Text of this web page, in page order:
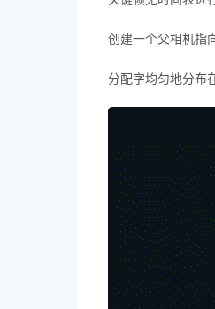
创建一个父相机指
分配字均匀地分布